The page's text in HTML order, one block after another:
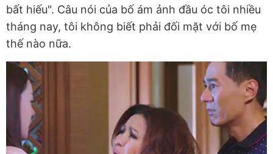
bất hiếu". Câu nói của bố ám ảnh đầu óc tôi nhiều
tháng nay, tôi không biết phải đối mặt với bố mẹ
thế nào nữa.